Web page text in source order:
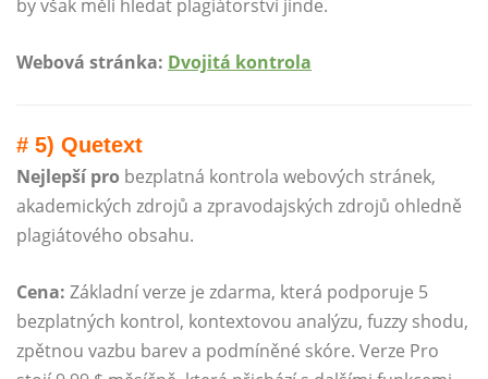
by však měli hledat plagiátorství jinde.
Webová stránka: Dvojitá kontrola
# 5) Quetext
Nejlepší pro bezplatná kontrola webových stránek,
akademických zdrojů a zpravodajských zdrojů ohledně
plagiátového obsahu.
Cena: Základní verze je zdarma, která podporuje 5
bezplatných kontrol, kontextovou analýzu, fuzzy shodu,
zpětnou vazbu barev a podmíněné skóre. Verze Pro